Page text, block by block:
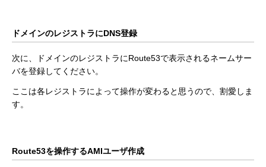
ドメインのレジストラにDNS登録
次に、ドメインのレジストラにRoute53で表示されるネームサー
バを登録してください。
ここは各レジストラによって操作が変わると思うので、割愛しま
す。
Route53を操作するAMIユーザ作成